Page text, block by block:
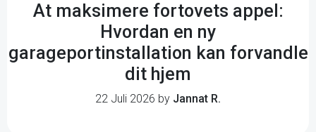
At maksimere fortovets appel:
Hvordan en ny
garageportinstallation kan forvandle
dit hjem
22 Juli 2026 by Jannat R.